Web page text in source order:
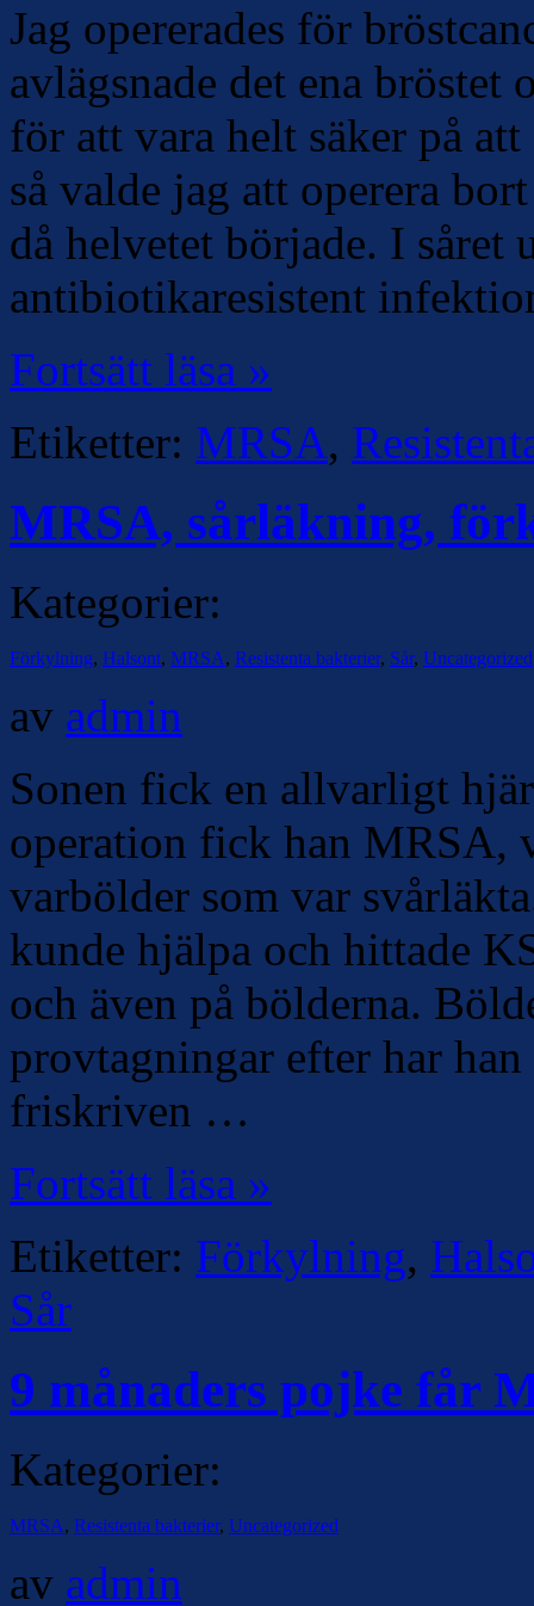
Jag opererades för
avlägsnade det ena
för att vara helt säker på
så valde jag att operera
då helvetet började. I såret
antibiotikaresistent
Fortsätt läsa »
Etiketter: MRSA,
MRSA, sårläkning,
Kategorier:
Förkylning, Halsont, MRSA, Resistenta bakterier, Sår, Uncategorized
av admin
Sonen fick en allvarligt
operation fick han MRSA,
varbölder som var
kunde hjälpa och hittade
och även på bölderna.
provtagningar efter har
friskriven …
Fortsätt läsa »
Etiketter: Förkylning,
Sår
9 månaders pojke får
Kategorier:
MRSA, Resistenta bakterier, Uncategorized
av admin